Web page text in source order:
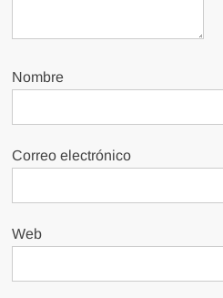
Nombre
Correo electrónico
Web